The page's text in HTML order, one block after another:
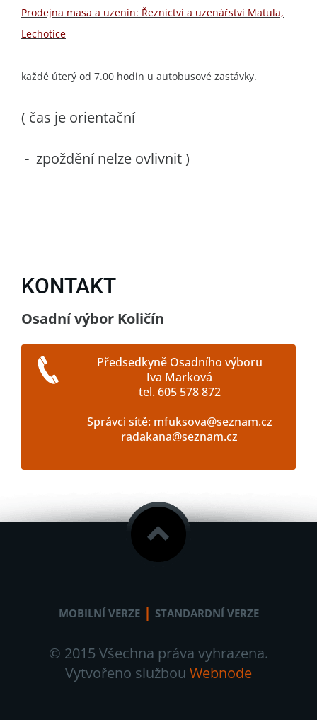
Prodejna masa a uzenin: Řeznictví a uzenářství Matula,
Lechotice
každé úterý od 7.00 hodin u autobusové zastávky.
( čas je orientační
- zpoždění nelze ovlivnit )
KONTAKT
Osadní výbor Količín
Předsedkyně Osadního výboru
Iva Marková
tel. 605 578 872
Správci sítě: mfuksova@seznam.cz
radakana@seznam.cz
MOBILNÍ VERZE | STANDARDNÍ VERZE
© 2015 Všechna práva vyhrazena.
Vytvořeno službou Webnode